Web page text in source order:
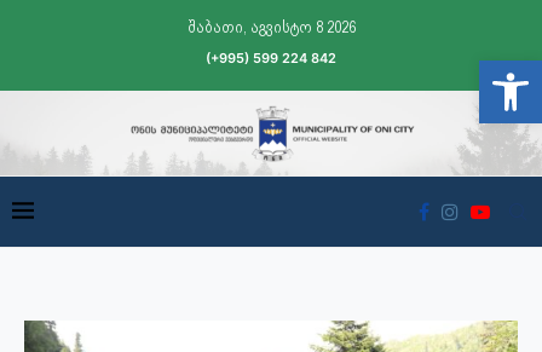
შაბათი, აგვისტო 8 2026
(+995) 599 224 842